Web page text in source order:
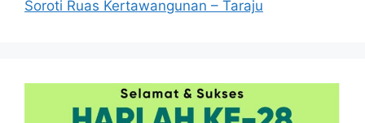
Soroti Ruas Kertawangunan – Taraju